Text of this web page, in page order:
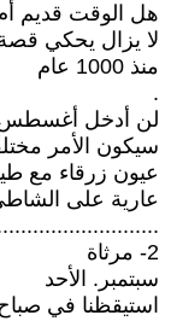
هل الوقت قديم
لا يزال يحكي
منذ 1000 عام
.
لن أدخل أغسطس
سيكون الأمر
عيون زرقاء مع
عارية على
2- مرثاة
سبتمبر. الأحد
استيقظنا في صباح